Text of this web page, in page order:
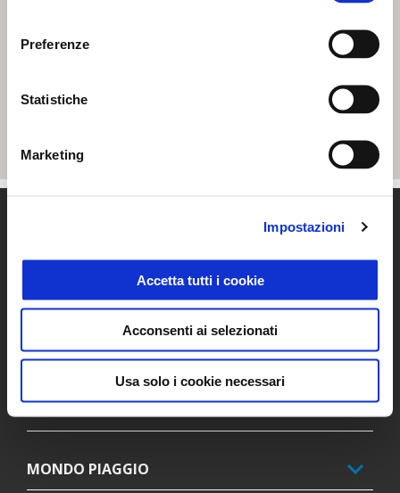
Preferenze
Statistiche
Marketing
Impostazioni
Accetta tutti i cookie
Acconsenti ai selezionati
Usa solo i cookie necessari
PROMOZIONI
MONDO PIAGGIO